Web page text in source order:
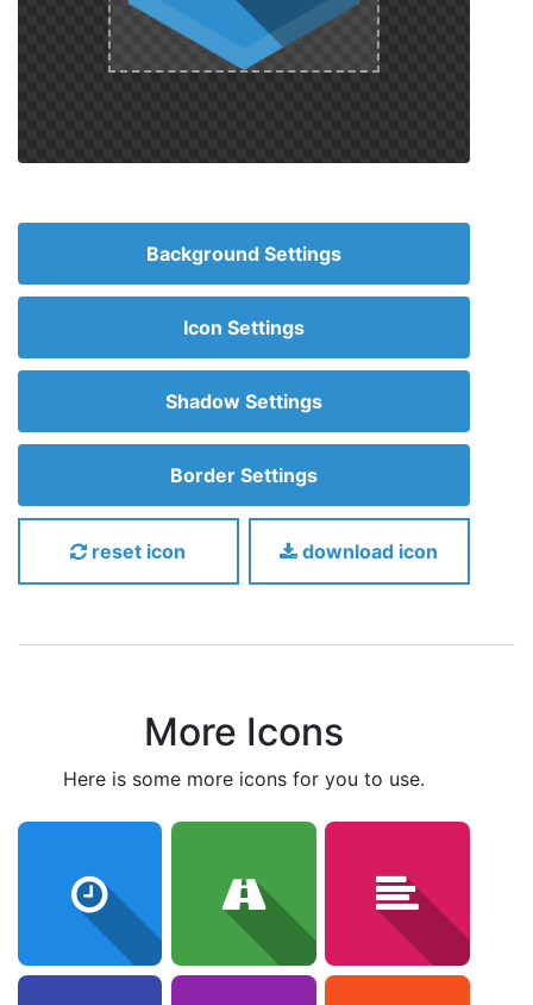
Background Settings
Icon Settings
Shadow Settings
Border Settings
reset icon download icon
More Icons
here is some more icons for you to use.